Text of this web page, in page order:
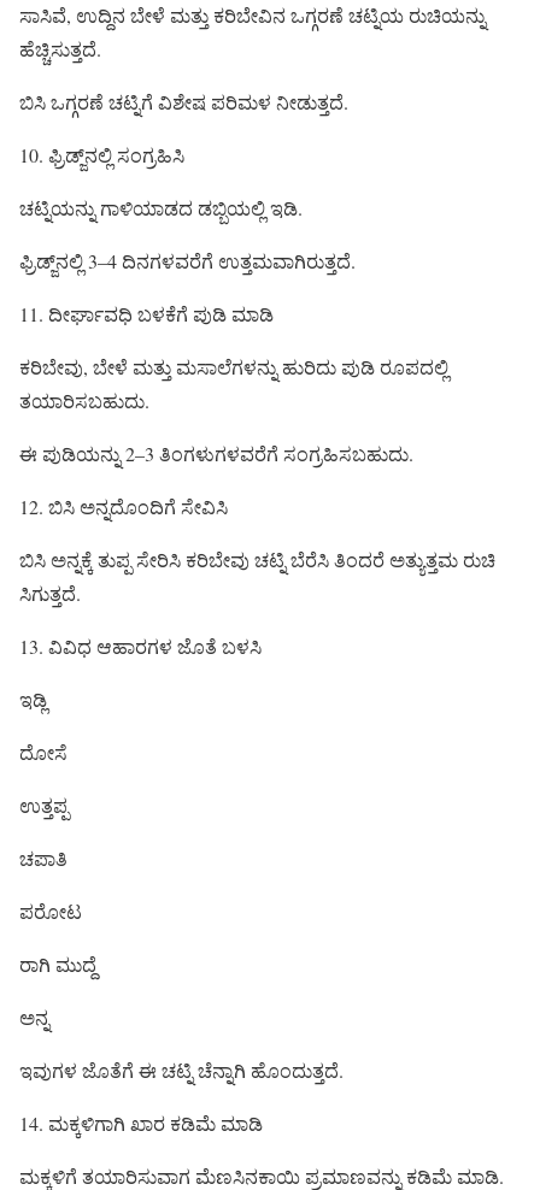
ಸಾಸಿವೆ, ಉದ್ದಿನ ಬೇಳೆ ಮತ್ತು ಕರಿಬೇವಿನ ಒಗ್ಗರಣೆ ಚಟ್ನಿಯ ರುಚಿಯನ್ನು
ಹೆಚ್ಚಿಸುತ್ತದೆ.
ಬಿಸಿ ಒಗ್ಗರಣೆ ಚಟ್ನಿಗೆ ವಿಶೇಷ ಪರಿಮಳ ನೀಡುತ್ತದೆ.
10. ಫ್ರಿಡ್ಜ್‌ನಲ್ಲಿ ಸಂಗ್ರಹಿಸಿ
ಚಟ್ನಿಯನ್ನು ಗಾಳಿಯಾಡದ ಡಬ್ಬಿಯಲ್ಲಿ ಇಡಿ.
ಫ್ರಿಡ್ಜ್‌ನಲ್ಲಿ 3–4 ದಿನಗಳವರೆಗೆ ಉತ್ತಮವಾಗಿರುತ್ತದೆ.
11. ದೀರ್ಘಾವಧಿ ಬಳಕೆಗೆ ಪುಡಿ ಮಾಡಿ
ಕರಿಬೇವು, ಬೇಳೆ ಮತ್ತು ಮಸಾಲೆಗಳನ್ನು ಹುರಿದು ಪುಡಿ ರೂಪದಲ್ಲಿ
ತಯಾರಿಸಬಹುದು.
ಈ ಪುಡಿಯನ್ನು 2–3 ತಿಂಗಳುಗಳವರೆಗೆ ಸಂಗ್ರಹಿಸಬಹುದು.
12. ಬಿಸಿ ಅನ್ನದೊಂದಿಗೆ ಸೇವಿಸಿ
ಬಿಸಿ ಅನ್ನಕ್ಕೆ ತುಪ್ಪ ಸೇರಿಸಿ ಕರಿಬೇವು ಚಟ್ನಿ ಬೆರೆಸಿ ತಿಂದರೆ ಅತ್ಯುತ್ತಮ ರುಚಿ
ಸಿಗುತ್ತದೆ.
13. ವಿವಿಧ ಆಹಾರಗಳ ಜೊತೆ ಬಳಸಿ
ಇಡ್ಲಿ
ದೋಸೆ
ಉತ್ತಪ್ಪ
ಚಪಾತಿ
ಪರೋಟ
ರಾಗಿ ಮುದ್ದೆ
ಅನ್ನ
ಇವುಗಳ ಜೊತೆಗೆ ಈ ಚಟ್ನಿ ಚೆನ್ನಾಗಿ ಹೊಂದುತ್ತದೆ.
14. ಮಕ್ಕಳಿಗಾಗಿ ಖಾರ ಕಡಿಮೆ ಮಾಡಿ
ಮಕ್ಕಳಿಗೆ ತಯಾರಿಸುವಾಗ ಮೆಣಸಿನಕಾಯಿ ಪ್ರಮಾಣವನ್ನು ಕಡಿಮೆ ಮಾಡಿ.